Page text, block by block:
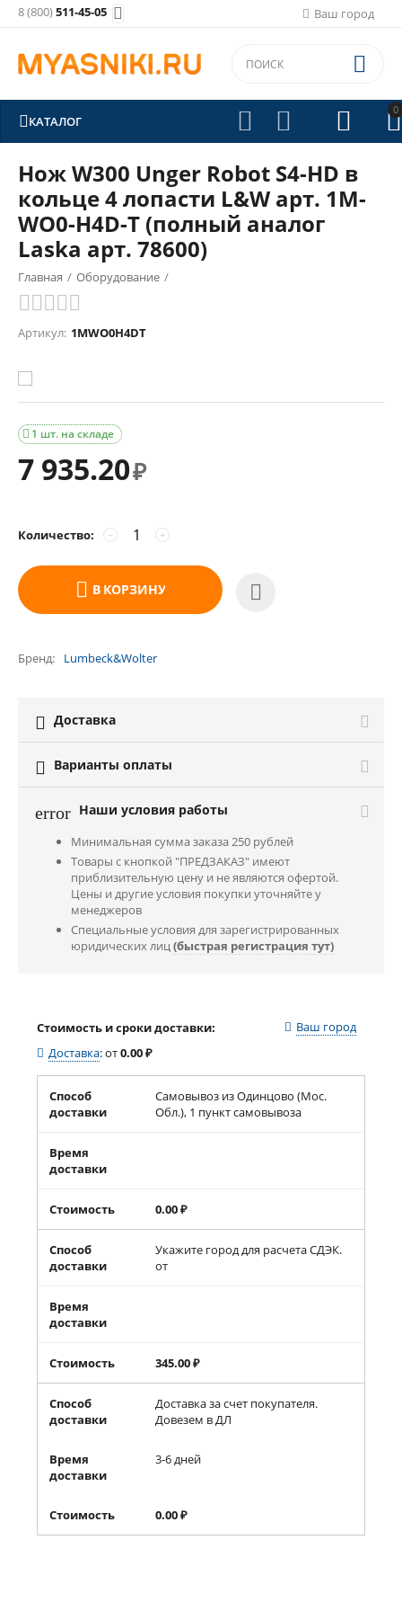
Ваш город
8 (800)511-45-05 
0


 

КАТАЛОГ
Нож W300 Unger Robot S4-HD в
кольце 4 лопасти L&W арт. 1M-
WO0-H4D-T (полный аналог
Laska арт. 78600)
Главная / Оборудование /
Волчковый инструмент (ножи, решетки, крестовины, втулки)
Артикул: 1MWO0H4DT
1 шт. на складе

7 935.20₽
Количество: +
−
В КОРЗИНУ
Бренд Lumbeck&Wolter
 Доставка
 Варианты оплаты
error Наши условия работы
Минимальная сумма заказа 250 рублей
Товары с кнопкой "ПРЕДЗАКАЗ" имеют
приблизительную цену и не являются офертой.
Цены и другие условия покупки уточняйте у
менеджеров
Специальные условия для зарегистрированных
юридических лиц(быстрая регистрация тут)
Стоимость и сроки доставки:
Ваш город
Доставка:от0.00 ₽
Способ
доставки
Самовывоз из Одинцово (Мос.
Обл.), 1 пункт самовывоза
Время
доставки
Стоимость 0.00 ₽
Способ
доставки
Укажите город для расчета СДЭК.
от
Время
доставки
Стоимость 345.00 ₽
Способ
доставки
Доставка за счет покупателя.
Довезем в ДЛ
Время
доставки
3-6 дней
Стоимость 0.00 ₽